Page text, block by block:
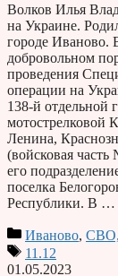
Волков Илья
на Украине.
городе Иваново.
добровольном
проведения
операции на
138-й отдельной
мотострелковой
Ленина,
(войсковая
его
поселка
Республики. В …
Иваново, СВО,
11.12
01.05.2023